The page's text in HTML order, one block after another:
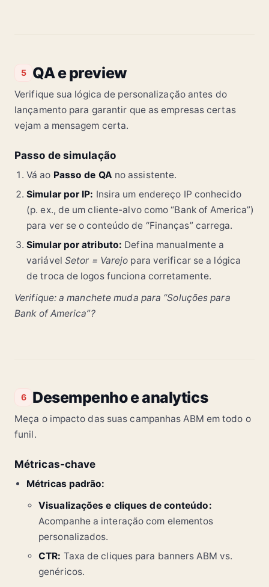
5 QA e preview
Verifique sua lógica de personalização antes do
lançamento para garantir que as empresas certas
vejam a mensagem certa.
Passo de simulação
Vá ao Passo de QA no assistente.
Simular por IP: Insira um endereço IP conhecido
(p. ex., de um cliente-alvo como “Bank of America”)
para ver se o conteúdo de “Finanças” carrega.
Simular por atributo: Defina manualmente a
variável Setor = Varejo para verificar se a lógica
de troca de logos funciona corretamente.
Verifique: a manchete muda para “Soluções para
Bank of America”?
6 Desempenho e analytics
Meça o impacto das suas campanhas ABM em todo o
funil.
Métricas-chave
Métricas padrão:
Visualizações e cliques de conteúdo:
Acompanhe a interação com elementos
personalizados.
CTR: Taxa de cliques para banners ABM vs.
genéricos.